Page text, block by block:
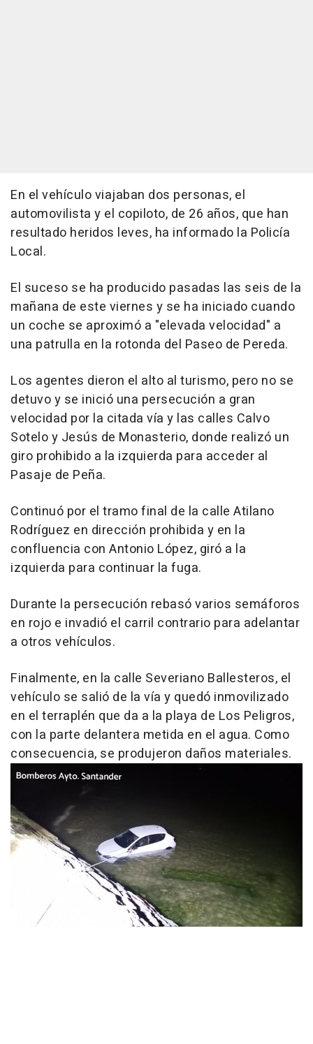
En el vehículo viajaban dos personas, el
automovilista y el copiloto, de 26 años, que han
resultado heridos leves, ha informado la Policía
Local.
El suceso se ha producido pasadas las seis de la
mañana de este viernes y se ha iniciado cuando
un coche se aproximó a "elevada velocidad" a
una patrulla en la rotonda del Paseo de Pereda.
Los agentes dieron el alto al turismo, pero no se
detuvo y se inició una persecución a gran
velocidad por la citada vía y las calles Calvo
Sotelo y Jesús de Monasterio, donde realizó un
giro prohibido a la izquierda para acceder al
Pasaje de Peña.
Continuó por el tramo final de la calle Atilano
Rodríguez en dirección prohibida y en la
confluencia con Antonio López, giró a la
izquierda para continuar la fuga.
Durante la persecución rebasó varios semáforos
en rojo e invadió el carril contrario para adelantar
a otros vehículos.
Finalmente, en la calle Severiano Ballesteros, el
vehículo se salió de la vía y quedó inmovilizado
en el terraplén que da a la playa de Los Peligros,
con la parte delantera metida en el agua. Como
consecuencia, se produjeron daños materiales.